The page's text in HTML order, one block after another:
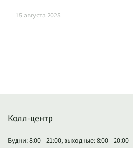
15 августа 2025
Колл-центр
Будни: 8:00—21:00, выходные: 8:00—20:00